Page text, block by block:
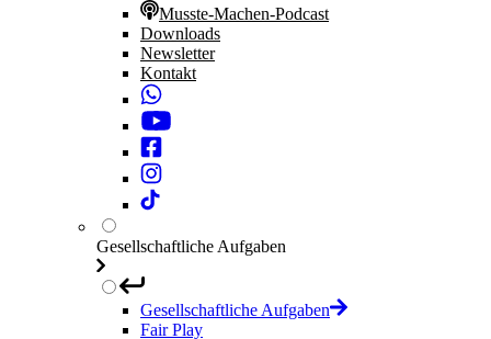
Musste-Machen-Podcast
Downloads
Newsletter
Kontakt
Gesellschaftliche Aufgaben
Gesellschaftliche Aufgaben
Fair Play